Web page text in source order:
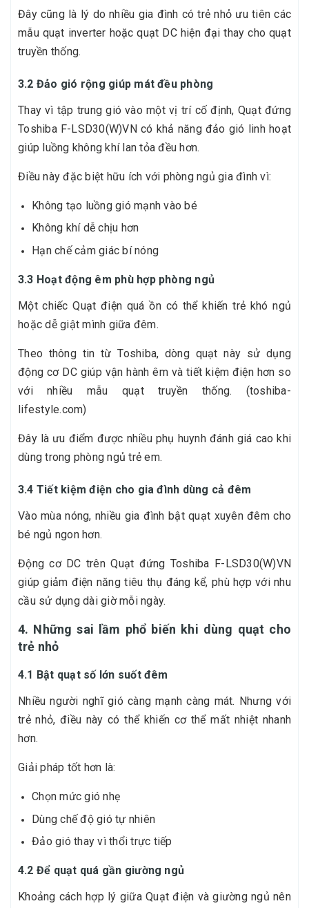
Đây cũng là lý do nhiều gia đình có trẻ nhỏ ưu tiên các
mẫu quạt inverter hoặc quạt DC hiện đại thay cho quạt
truyền thống.
3.2 Đảo gió rộng giúp mát đều phòng
Thay vì tập trung gió vào một vị trí cố định, Quạt đứng
Toshiba F-LSD30(W)VN có khả năng đảo gió linh hoạt
giúp luồng không khí lan tỏa đều hơn.
Điều này đặc biệt hữu ích với phòng ngủ gia đình vì:
Không tạo luồng gió mạnh vào bé
Không khí dễ chịu hơn
Hạn chế cảm giác bí nóng
3.3 Hoạt động êm phù hợp phòng ngủ
Một chiếc Quạt điện quá ồn có thể khiến trẻ khó ngủ
hoặc dễ giật mình giữa đêm.
Theo thông tin từ Toshiba, dòng quạt này sử dụng
động cơ DC giúp vận hành êm và tiết kiệm điện hơn so
với nhiều mẫu quạt truyền thống. (toshiba-
lifestyle.com)
Đây là ưu điểm được nhiều phụ huynh đánh giá cao khi
dùng trong phòng ngủ trẻ em.
3.4 Tiết kiệm điện cho gia đình dùng cả đêm
Vào mùa nóng, nhiều gia đình bật quạt xuyên đêm cho
bé ngủ ngon hơn.
Động cơ DC trên Quạt đứng Toshiba F-LSD30(W)VN
giúp giảm điện năng tiêu thụ đáng kể, phù hợp với nhu
cầu sử dụng dài giờ mỗi ngày.
4. Những sai lầm phổ biến khi dùng quạt cho
trẻ nhỏ
4.1 Bật quạt số lớn suốt đêm
Nhiều người nghĩ gió càng mạnh càng mát. Nhưng với
trẻ nhỏ, điều này có thể khiến cơ thể mất nhiệt nhanh
hơn.
Giải pháp tốt hơn là:
Chọn mức gió nhẹ
Dùng chế độ gió tự nhiên
Đảo gió thay vì thổi trực tiếp
4.2 Để quạt quá gần giường ngủ
Khoảng cách hợp lý giữa Quạt điện và giường ngủ nên